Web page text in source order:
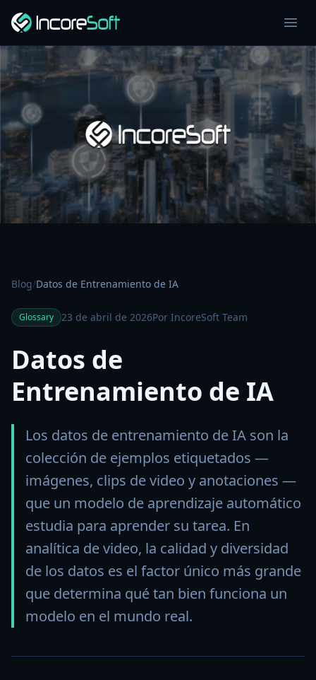
Blog/Datos de Entrenamiento de IA
Glossary 23 de abril de 2026Por IncoreSoft Team
Datos de
Entrenamiento de IA
Los datos de entrenamiento de IA son la
colección de ejemplos etiquetados —
imágenes, clips de video y anotaciones —
que un modelo de aprendizaje automático
estudia para aprender su tarea. En
analítica de video, la calidad y diversidad
de los datos es el factor único más grande
que determina qué tan bien funciona un
modelo en el mundo real.